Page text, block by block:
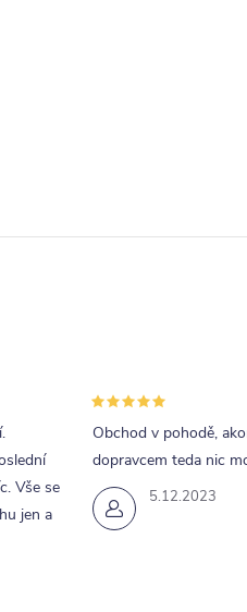
Vše se
jen a
5.12.2023
Obchod v pohodě,
dopravcem teda nic